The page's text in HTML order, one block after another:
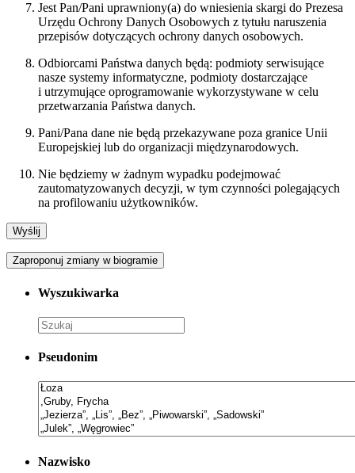
Jest Pan/Pani uprawniony(a) do wniesienia skargi do Prezesa
Urzędu Ochrony Danych Osobowych z tytułu naruszenia
przepisów dotyczących ochrony danych osobowych.
Odbiorcami Państwa danych będą: podmioty serwisujące
nasze systemy informatyczne, podmioty dostarczające
i utrzymujące oprogramowanie wykorzystywane w celu
przetwarzania Państwa danych.
Pani/Pana dane nie będą przekazywane poza granice Unii
Europejskiej lub do organizacji międzynarodowych.
Nie będziemy w żadnym wypadku podejmować
zautomatyzowanych decyzji, w tym czynności polegających
na profilowaniu użytkowników.
Zaproponuj zmiany w biogramie
Wyszukiwarka
Pseudonim
Nazwisko